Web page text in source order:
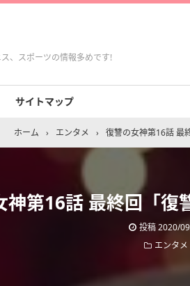
、スポーツの情報多めです!
サイトマップ
ホーム › エンタメ › 復讐の女神第16話 最
神第16話 最終回「復
投稿2020/
エンタメ